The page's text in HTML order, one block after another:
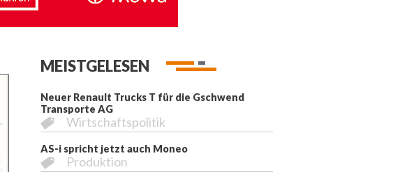
MEISTGELESEN
Neuer Renault Trucks T für die Gschwend
Transporte AG
Wirtschaftspolitik
AS-i spricht jetzt auch Moneo
Produktion